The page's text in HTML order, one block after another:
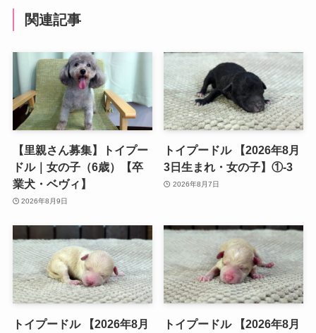
関連記事
【里親さん募集】トイプー
ドル｜女の子（6歳）【卒
業犬・ベヴィ】
2026年8月9日
トイプードル 【2026年8月
3日生まれ・女の子】①-3
2026年8月7日
トイプードル 【2026年8月
トイプードル 【2026年8月